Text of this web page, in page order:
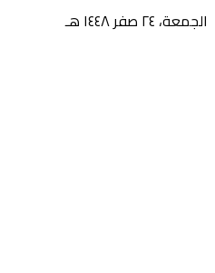
الجمعة، ٢٤ صفر ١٤٤٨ هـ